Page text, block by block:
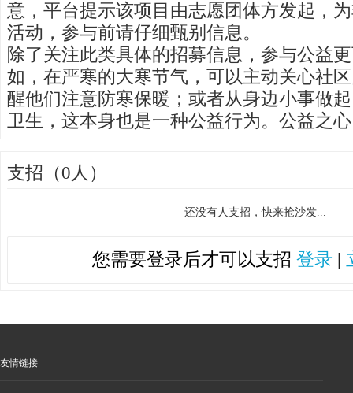
意，平台提示该项目由志愿团体方发起，
活动，参与前请仔细甄别信息。
除了关注此类具体的招募信息，参与公益
如，在严寒的大寒节气，可以主动关心社
醒他们注意防寒保暖；或者从身边小事做
卫生，这本身也是一种公益行为。公益之
支招（0人）
还没有人支招，快来抢沙发...
您需要登录后才可以支招 登录 |
友情链接